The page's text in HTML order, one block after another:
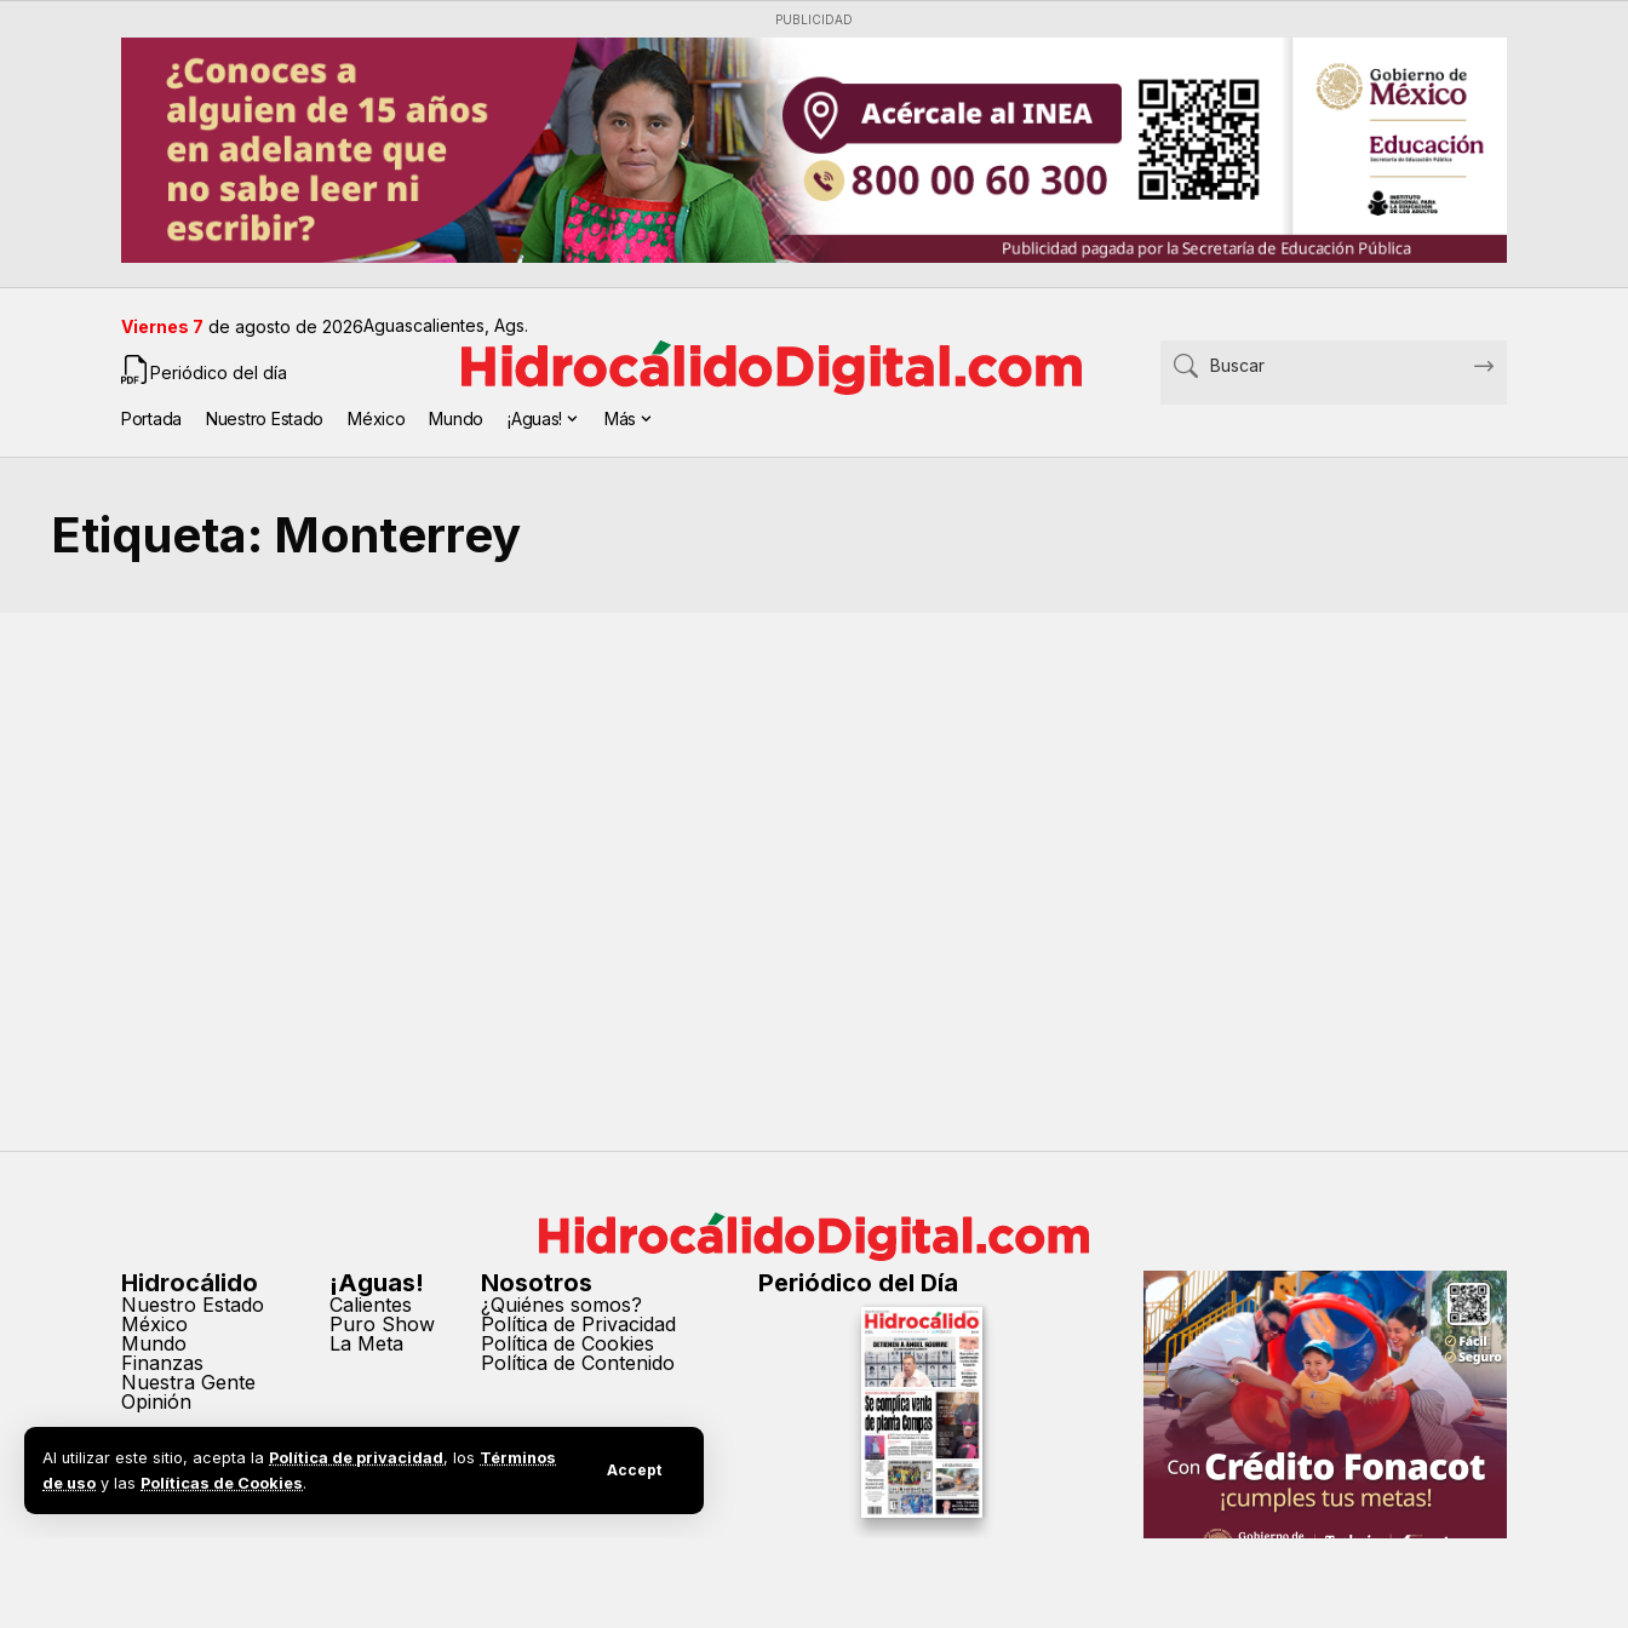
Al utilizar este sitio, acepta la Política de privacidad, los Términos
de uso y las Políticas de Cookies.
Accept
PUBLICIDAD
Viernes 7 de agosto de 2026Aguascalientes, Ags.
Periódico del día
Portada Nuestro Estado México Mundo ¡Aguas! Más
Etiqueta: Monterrey
Hidrocálido
Nuestro Estado
México
Mundo
Finanzas
Nuestra Gente
Opinión
¡Aguas!
Calientes
Puro Show
La Meta
Nosotros
¿Quiénes somos?
Política de Privacidad
Política de Cookies
Política de Contenido
Periódico del Día